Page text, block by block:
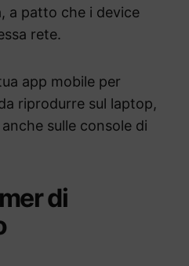
a patto che i device
rete.
app mobile per
riprodurre sul laptop,
sulle console di
di